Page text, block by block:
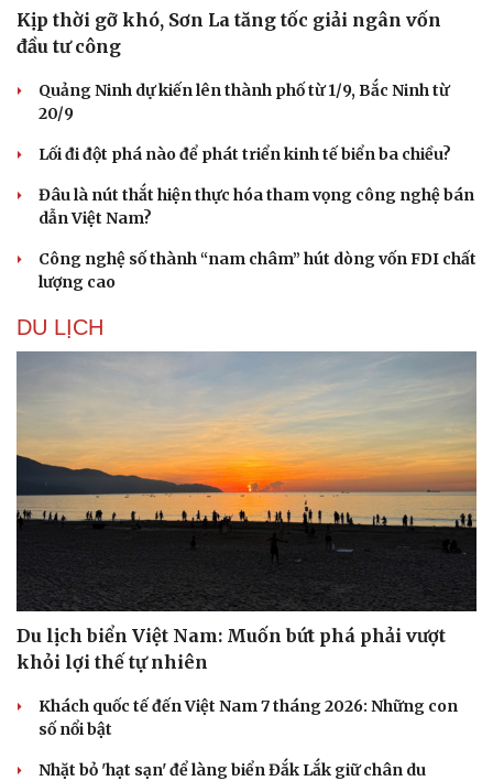
Nam khoa
Làm đẹp - giảm cân
Phòng mạch online
Ăn sạch sống khỏe
Kịp thời gỡ khó, Sơn La tăng tốc giải ngân vốn
đầu tư công
Quảng Ninh dự kiến lên thành phố từ 1/9, Bắc Ninh từ
20/9
Lối đi đột phá nào để phát triển kinh tế biển ba chiều?
Đâu là nút thắt hiện thực hóa tham vọng công nghệ bán
dẫn Việt Nam?
Công nghệ số thành “nam châm” hút dòng vốn FDI chất
lượng cao
DU LỊCH
Du lịch biển Việt Nam: Muốn bứt phá phải vượt
khỏi lợi thế tự nhiên
Khách quốc tế đến Việt Nam 7 tháng 2026: Những con
số nổi bật
Nhặt bỏ 'hạt sạn' để làng biển Đắk Lắk giữ chân du